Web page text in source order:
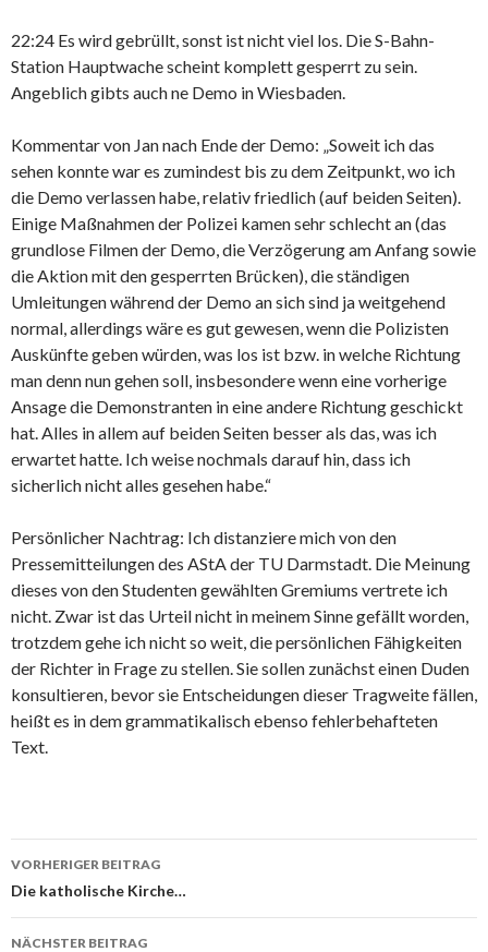
22:24 Es wird gebrüllt, sonst ist nicht viel los. Die S-Bahn-
Station Hauptwache scheint komplett gesperrt zu sein.
Angeblich gibts auch ne Demo in Wiesbaden.
Kommentar von Jan nach Ende der Demo: „Soweit ich das
sehen konnte war es zumindest bis zu dem Zeitpunkt, wo ich
die Demo verlassen habe, relativ friedlich (auf beiden Seiten).
Einige Maßnahmen der Polizei kamen sehr schlecht an (das
grundlose Filmen der Demo, die Verzögerung am Anfang sowie
die Aktion mit den gesperrten Brücken), die ständigen
Umleitungen während der Demo an sich sind ja weitgehend
normal, allerdings wäre es gut gewesen, wenn die Polizisten
Auskünfte geben würden, was los ist bzw. in welche Richtung
man denn nun gehen soll, insbesondere wenn eine vorherige
Ansage die Demonstranten in eine andere Richtung geschickt
hat. Alles in allem auf beiden Seiten besser als das, was ich
erwartet hatte. Ich weise nochmals darauf hin, dass ich
sicherlich nicht alles gesehen habe.“
Persönlicher Nachtrag: Ich distanziere mich von den
Pressemitteilungen des AStA der TU Darmstadt. Die Meinung
dieses von den Studenten gewählten Gremiums vertrete ich
nicht. Zwar ist das Urteil nicht in meinem Sinne gefällt worden,
trotzdem gehe ich nicht so weit, die persönlichen Fähigkeiten
der Richter in Frage zu stellen. Sie sollen zunächst einen Duden
konsultieren, bevor sie Entscheidungen dieser Tragweite fällen,
heißt es in dem grammatikalisch ebenso fehlerbehafteten
Text.
Beitrags-
Navigation
VORHERIGER BEITRAG
Die katholische Kirche…
NÄCHSTER BEITRAG